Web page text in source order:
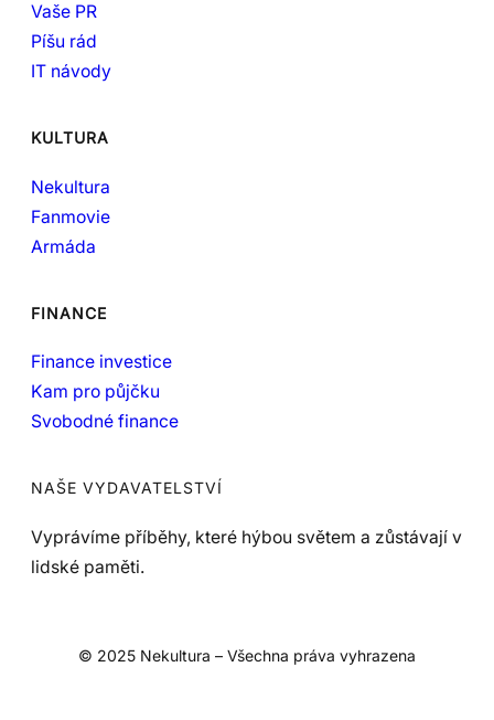
Vaše PR
Píšu rád
IT návody
KULTURA
Nekultura
Fanmovie
Armáda
FINANCE
Finance investice
Kam pro půjčku
Svobodné finance
NAŠE VYDAVATELSTVÍ
Vyprávíme příběhy, které hýbou světem a zůstávají v
lidské paměti.
© 2025 Nekultura – Všechna práva vyhrazena